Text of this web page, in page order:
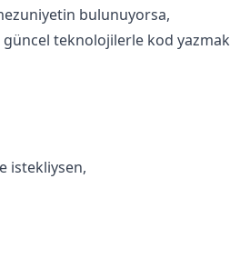
bulunuyorsa,
güncel teknolojilerle kod yazmak
istekliysen,